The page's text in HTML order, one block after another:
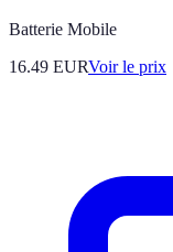
Batterie Mobile
16.49 EURVoir le prix